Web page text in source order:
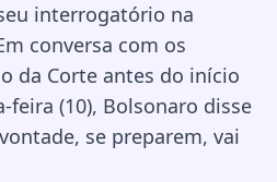
interrogatório na
conversa com os
da Corte antes do início
feira (10), Bolsonaro disse
se preparem, vai